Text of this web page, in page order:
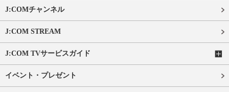
J:COMチャンネル
J:COM STREAM
J:COM TVサービスガイド
イベント・プレゼント